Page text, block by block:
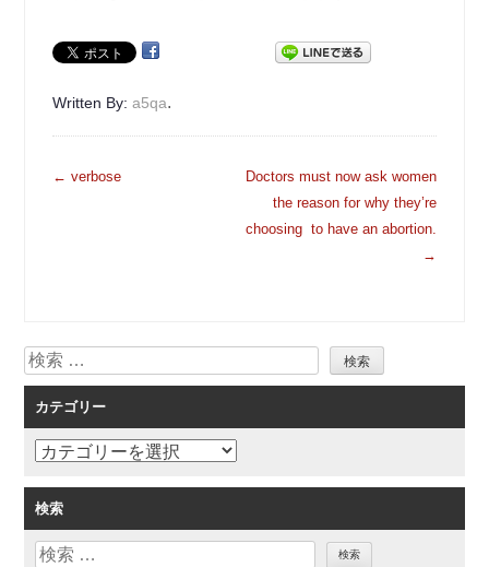
Written By:a5qa.
投
ョ
ン
← verbose
Doctors must now ask women
the reason for why they’re
choosing to have an abortion.
→
検
索
カテゴリー
カ
ゴ
リ
ー
検索
検